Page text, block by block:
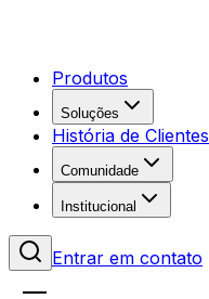
Produtos
Soluções
História de Clientes
Comunidade
Institucional
Entrar em contato